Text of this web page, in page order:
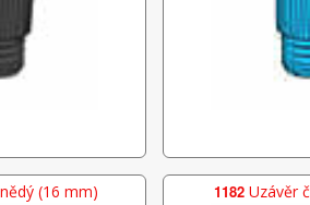
(16 mm) 1182Uzávěr